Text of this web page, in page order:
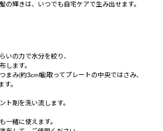
の輝きは、いつでも自宅ケアで生み出せます。
いの力で水分を絞り、
します。
まみ(約3cm幅)取ってプレートの中央ではさみ、
。
ト剤を洗い流します。
一緒に使えます。